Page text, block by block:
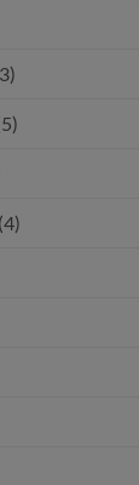
(4)